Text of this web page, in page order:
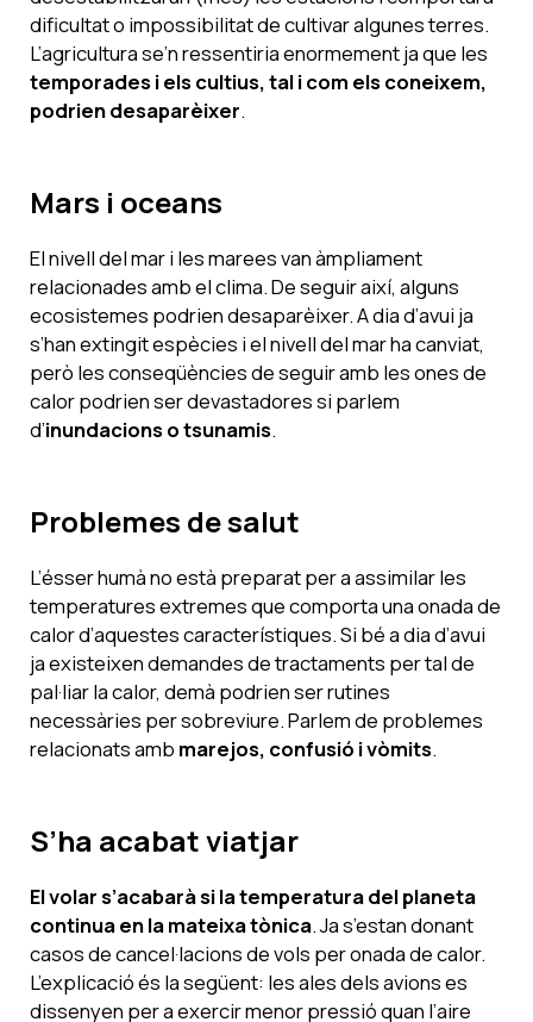
dificultat o impossibilitat de cultivar algunes terres.
L’agricultura se’n ressentiria enormement ja que les
temporades i els cultius, tal i com els coneixem,
podrien desaparèixer.
Mars i oceans
El nivell del mar i les marees van àmpliament
relacionades amb el clima. De seguir així, alguns
ecosistemes podrien desaparèixer. A dia d’avui ja
s’han extingit espècies i el nivell del mar ha canviat,
però les conseqüències de seguir amb les ones de
calor podrien ser devastadores si parlem
d’inundacions o tsunamis.
Problemes de salut
L’ésser humà no està preparat per a assimilar les
temperatures extremes que comporta una onada de
calor d’aquestes característiques. Si bé a dia d’avui
ja existeixen demandes de tractaments per tal de
pal·liar la calor, demà podrien ser rutines
necessàries per sobreviure. Parlem de problemes
relacionats amb marejos, confusió i vòmits.
S’ha acabat viatjar
El volar s’acabarà si la temperatura del planeta
continua en la mateixa tònica. Ja s’estan donant
casos de cancel·lacions de vols per onada de calor.
L’explicació és la següent: les ales dels avions es
dissenyen per a exercir menor pressió quan l’aire